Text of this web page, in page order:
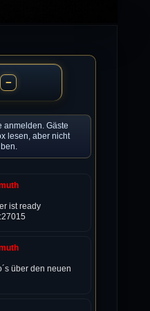
−
anmelden. Gäste
lesen, aber nicht
ist ready
über den neuen